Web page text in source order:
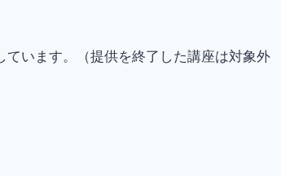
います。（提供を終了した講座は対象外